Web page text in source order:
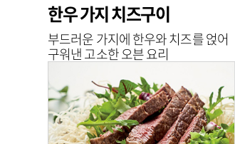
한우 가지 치즈구이
부드러운 가지에 한우와 치즈를 얹어
구워낸 고소한 오븐 요리